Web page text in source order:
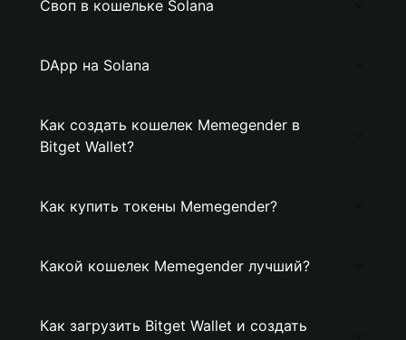
Своп в кошельке Solana
DApp на Solana
Как создать кошелек Memegender в
Bitget Wallet?
Как купить токены Memegender?
Какой кошелек Memegender лучший?
Как загрузить Bitget Wallet и создать